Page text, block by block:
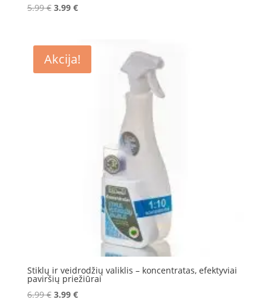
5.99€ Original
5.99 €.
3.99 €Current
3.99 €.
Akcija!
Stiklų ir veidrodžių valiklis – koncentratas, efektyviai
paviršių priežiūrai
6.99€ Original
3.99 €Current